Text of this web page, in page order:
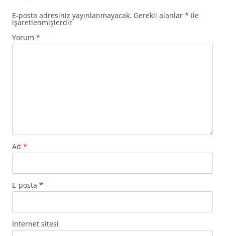
E-posta adresiniz yayınlanmayacak. Gerekli alanlar * ile
işaretlenmişlerdir
Yorum *
Ad *
E-posta *
İnternet sitesi